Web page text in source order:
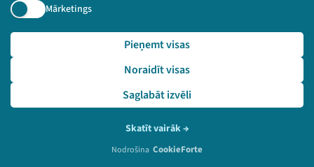
Mārketings
Saglabāt izvēli
Noraidīt visas
Pieņemt visas
Skatīt vairāk→
Nodrošina CookieForte